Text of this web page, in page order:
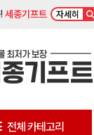
세종기프트 자세히
전체 카테고리